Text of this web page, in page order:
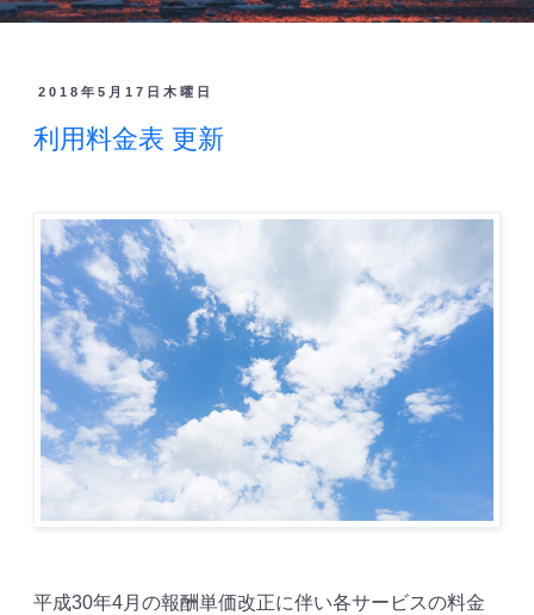
2018年5月17日木曜日
利用料金表 更新
平成30年4月の報酬単価改正に伴い各サービスの料金